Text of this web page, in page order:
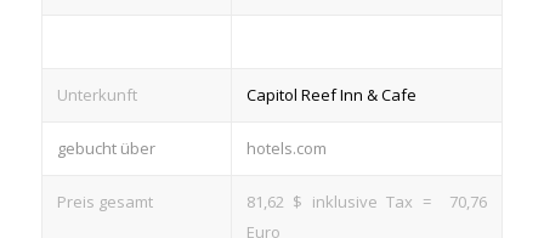
Unterkunft Capitol Reef Inn & Cafe
gebucht über hotels.com
Preis gesamt
81,62 $ inklusive Tax = 70,76
Euro